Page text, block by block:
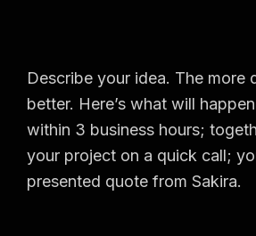
Describe your idea. The more
better. Here’s what will
within 3 business hours;
your project on a quick call;
presented quote from Sakira.